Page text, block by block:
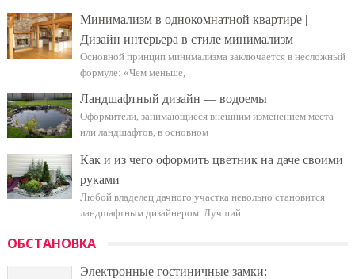
Минимализм в однокомнатной квартире |
Дизайн интерьера в стиле минимализм
Основной принцип минимализма заключается в несложный
формуле: «Чем меньше,
Ландшафтный дизайн — водоемы
Оформители, занимающиеся внешним изменением места
или ландшафтов, в основном
Как и из чего оформить цветник на даче своими
руками
Любой владелец дачного участка невольно становится
ландшафтным дизайнером. Лучший
ОБСТАНОВКА
Электронные гостиничные замки: